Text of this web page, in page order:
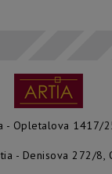
- Opletalova 1417/
- Denisova 272/8,